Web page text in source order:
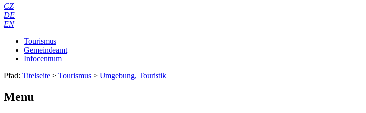
CZ
DE
EN
Tourismus
Gemeindeamt
Infocentrum
Pfad: Titelseite > Tourismus > Umgebung, Touristik
Menu